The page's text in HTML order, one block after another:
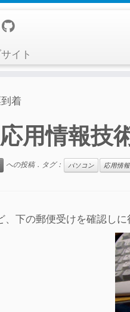
イト
着
応用情報技
への投稿．タグ： パソコン 応用情
、下の郵便受けを確認し